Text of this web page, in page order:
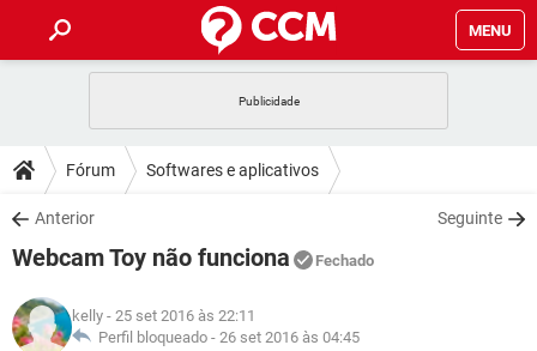
MENU
CELULAR FACEBOOK
OUTLOOK
INSTAGRAM GMAIL
GUIA DE COMPRAS
DICAS
JOGOS WHATSAPP
INSTAGRAM
DOWNLOADS
JOGOS WHATSAPP
CELULAR
OUTLOOK EXCEL
JOGOS
GLOSSÁRIO
Fórum Softwares e aplicativos
Anterior Seguinte
Webcam Toy não funciona Fechado
kelly - 25 set 2016 às 22:11
Perfil bloqueado - 26 set 2016 às 04:45